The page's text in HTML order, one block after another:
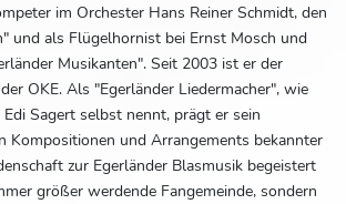
im Orchester Hans Reiner Schmidt, den
und als Flügelhornist bei Ernst Mosch und
Musikanten". Seit 2003 ist er der
OKE. Als "Egerländer Liedermacher", wie
Edi Sagert selbst nennt, prägt er sein
Kompositionen und Arrangements bekannter
zur Egerländer Blasmusik begeistert
größer werdende Fangemeinde, sondern